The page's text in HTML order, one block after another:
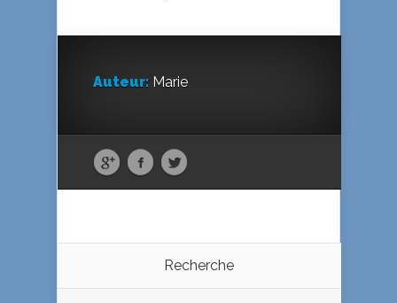
Auteur: Marie
Recherche